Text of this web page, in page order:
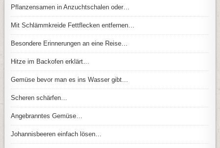
Pflanzensamen in Anzuchtschalen oder…
Mit Schlämmkreide Fettflecken entfernen…
Besondere Erinnerungen an eine Reise…
Hitze im Backofen erklärt…
Gemüse bevor man es ins Wasser gibt…
Scheren schärfen…
Angebranntes Gemüse…
Johannisbeeren einfach lösen…